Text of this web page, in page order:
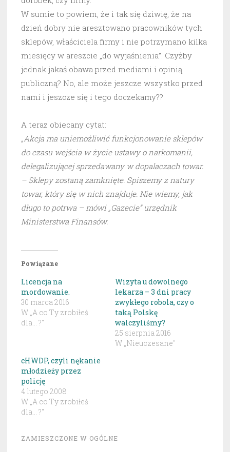
W sumie to powiem, że i tak się dziwię, że na
dzień dobry nie aresztowano pracowników tych
sklepów, właściciela firmy i nie potrzymano kilka
miesięcy w areszcie „do wyjaśnienia”. Czyżby
jednak jakaś obawa przed mediami i opinią
publiczną? No, ale może jeszcze wszystko przed
nami i jeszcze się i tego doczekamy??
A teraz obiecany cytat:
„Akcja ma uniemożliwić funkcjonowanie sklepów
do czasu wejścia w życie ustawy o narkomanii,
delegalizującej sprzedawany w dopalaczach towar.
– Sklepy zostaną zamknięte. Spiszemy z natury
towar, który się w nich znajduje. Nie wiemy, jak
długo to potrwa – mówi „Gazecie” urzędnik
Ministerstwa Finansów.
Powiązane
Licencja na
mordowanie.
30 marca 2016
W „A co Ty zrobiłeś
dla... ?"
Wizyta u dowolnego
lekarza – 3 dni pracy
zwykłego robola, czy o
taką Polskę
walczyliśmy?
25 sierpnia 2016
W „Nieuczesane"
cHWDP, czyli nękanie
młodzieży przez
policję
4 lutego 2008
W „A co Ty zrobiłeś
dla... ?"
ZAMIESZCZONE W OGÓLNE